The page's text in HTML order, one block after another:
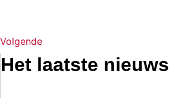
Volgende
Het laatste nieuws